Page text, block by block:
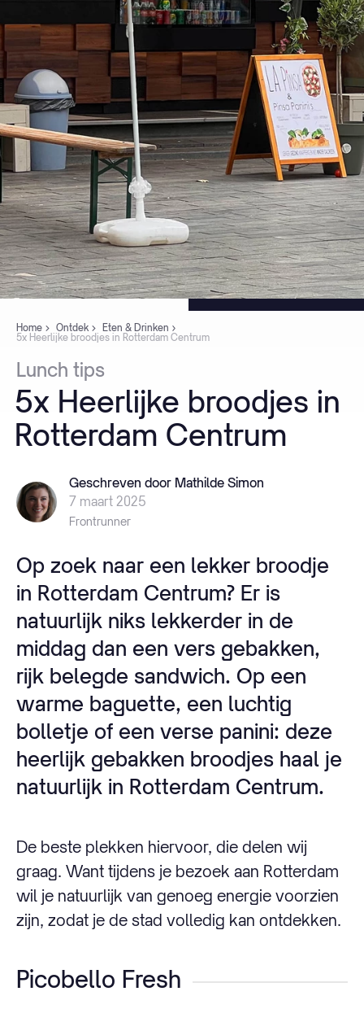
Home Ontdek
Eten & Drinken
5x Heerlijke broodjes in Rotterdam Centrum
Lunch tips
5x Heerlijke broodjes in
Rotterdam Centrum
Geschreven door Mathilde Simon
7 maart 2025
Frontrunner
Op zoek naar een lekker broodje
in Rotterdam Centrum? Er is
natuurlijk niks lekkerder in de
middag dan een vers gebakken,
rijk belegde sandwich. Op een
warme baguette, een luchtig
bolletje of een verse panini: deze
heerlijk gebakken broodjes haal je
natuurlijk in Rotterdam Centrum.
De beste plekken hiervoor, die delen wij
graag. Want tijdens je bezoek aan Rotterdam
wil je natuurlijk van genoeg energie voorzien
zijn, zodat je de stad volledig kan ontdekken.
Picobello Fresh